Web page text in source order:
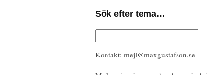
Sök efter tema…
Kontakt: mejl@maxgustafson.se